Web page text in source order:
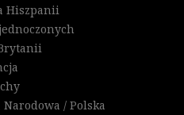
Hiszpanii
/ Polska